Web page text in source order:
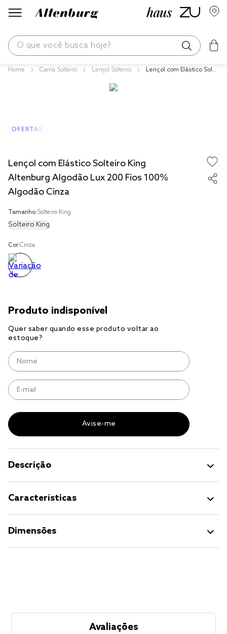
O que você busca hoje?
Cama Solteiro Lençol Solteiro
Lençol com Elástico Solte
Lençol com Elástico Solteiro King
Altenburg Algodão Lux 200 Fios 100%
Algodão Cinza
Tamanho:Solteiro King
Solteiro King
Cor:Cinza
Descrição
Características
Dimensões
Avaliações
fronha
travesseiro
tencel
cobre leito
jogo cama
jogo cama casal